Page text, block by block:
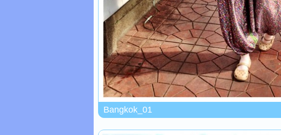
Bangkok_01